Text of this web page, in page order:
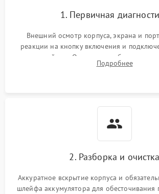
Перегрев из‑за пыли,
неисправности кулера
Выход из строя SSD или
HDD: медленная загрузка,
2000 ₽
Проблемы Wi‑Fi или
2500 ₽
1. Первичная
Внешний осмотр корпуса, экрана и
реакции на кнопку включения и
устройства. Оценка потребления
лабораторного блока питания для
Подробнее
2. Разборка и очистка
Аккуратное вскрытие корпуса и
шлейфа аккумулятора для обесточивания